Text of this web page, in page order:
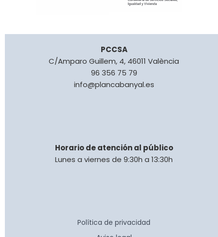
PCCSA
C/Amparo Guillem, 4, 46011 València
96 356 75 79
info@plancabanyal.es
Horario de atención al público
Lunes a viernes de 9:30h a 13:30h
Política de privacidad